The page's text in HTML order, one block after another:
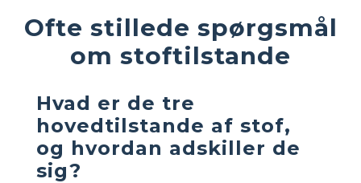
Ofte stillede spørgsmål
om stoftilstande
Hvad er de tre
hovedtilstande af stof,
og hvordan adskiller de
sig?